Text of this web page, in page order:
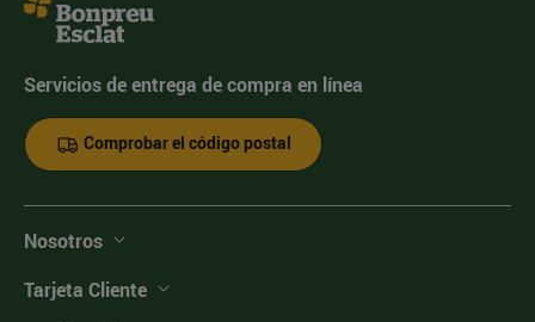
Servicios de entrega de compra en línea
Comprobar el código postal
Nosotros
Tarjeta Cliente